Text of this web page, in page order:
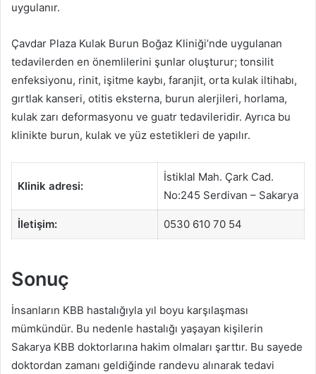
uygulanır.
Çavdar Plaza Kulak Burun Boğaz Kliniği’nde uygulanan
tedavilerden en önemlilerini şunlar oluşturur; tonsilit
enfeksiyonu, rinit, işitme kaybı, faranjit, orta kulak iltihabı,
gırtlak kanseri, otitis eksterna, burun alerjileri, horlama,
kulak zarı deformasyonu ve guatr tedavileridir. Ayrıca bu
klinikte burun, kulak ve yüz estetikleri de yapılır.
Klinik adresi:
İstiklal Mah. Çark Cad.
No:245 Serdivan – Sakarya
İletişim: 0530 610 70 54
Sonuç
İnsanların KBB hastalığıyla yıl boyu karşılaşması
mümkündür. Bu nedenle hastalığı yaşayan kişilerin
Sakarya KBB doktorlarına hakim olmaları şarttır. Bu sayede
doktordan zamanı geldiğinde randevu alınarak tedavi